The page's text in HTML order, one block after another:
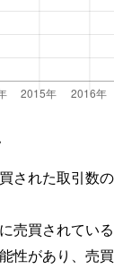
された取引数
売買されてい
性があり、売